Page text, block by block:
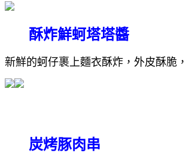
酥炸鮮蚵塔塔醬
新鮮的蚵仔裹上麵衣酥炸，外皮酥脆
炭烤豚肉串